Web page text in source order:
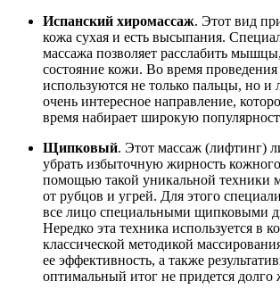
Испанский хиромассаж. Этот вид
кожа сухая и есть высыпания.
массажа позволяет расслабить
состояние кожи. Во время
используются не только пальцы, но и
очень интересное направление,
время набирает широкую
Щипковый. Этот массаж (лифтинг)
убрать избыточную жирность
помощью такой уникальной техники
от рубцов и угрей. Для этого
все лицо специальными щипковыми
Нередко эта техника используется в
классической методикой
ее эффективность, а также
оптимальный итог не придется долго